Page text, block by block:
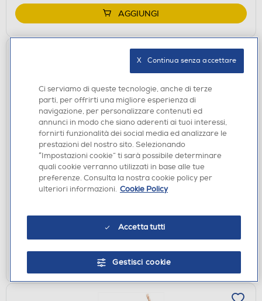
AGGIUNGI
PESAPERSONE
WITHINGS - Pesa persone smart BODY SMART-
Bianco
€ 93,90
Acquisto online:
Ritiro in negozio in 30' gratuito:verifica
AGGIUNGI
Ci serviamo di queste tecnologie, anche di terze
parti, per offrirti una migliore esperienza di
navigazione, per personalizzare contenuti ed
annunci in modo che siano aderenti ai tuoi interessi,
fornirti funzionalità dei social media ed analizzare le
prestazioni del nostro sito. Selezionando
“Impostazioni cookie” ti sarà possibile determinare
quali cookie verranno utilizzati in base alle tue
preferenze. Consulta la nostra cookie policy per
ulteriori informazioni. Cookie Policy
Accetta tutti
Gestisci cookie
X   Continua senza accettare